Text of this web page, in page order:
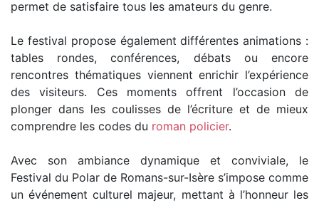
permet de satisfaire tous les amateurs du genre.
Le festival propose également différentes animations :
tables rondes, conférences, débats ou encore
rencontres thématiques viennent enrichir l’expérience
des visiteurs. Ces moments offrent l’occasion de
plonger dans les coulisses de l’écriture et de mieux
comprendre les codes du roman policier.
Avec son ambiance dynamique et conviviale, le
Festival du Polar de Romans-sur-Isère s’impose comme
un événement culturel majeur, mettant à l’honneur les